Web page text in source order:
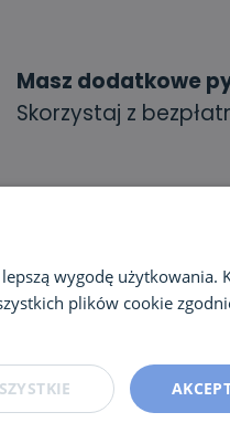
Masz dodatkowe
Skorzystaj z
Nasi specjaliści chętnie
do piątku możesz
specjalistami.
działają na zasadzie
specjalisty, w godzinach
Sprawdź i
wygodę użytkowania.
plików cookie